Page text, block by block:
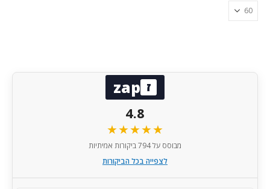
ז zap
4.8
★★★★★
מבוסס על 794 ביקורות אמיתיות
לצפייה בכל הביקורות